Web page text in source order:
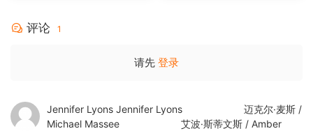
评论 1
请先 登录
Jennifer Lyons Jennifer Lyons 迈克尔·麦斯 /
Michael Massee 艾波·斯蒂文斯 / Amber